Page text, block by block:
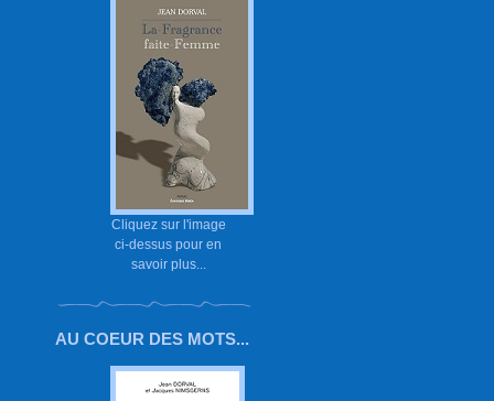
Cliquez sur l'image
ci-dessus pour en
savoir plus...
AU COEUR DES MOTS...